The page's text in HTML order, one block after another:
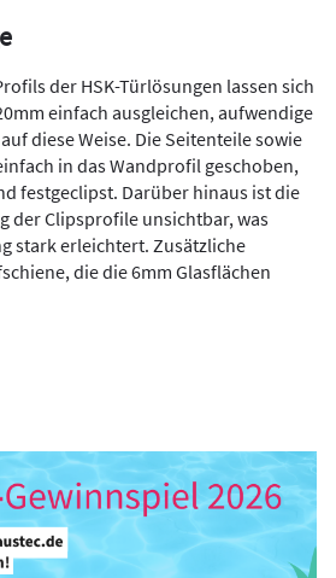
der HSK-Türlösungen lassen sich
einfach ausgleichen, aufwendige
diese Weise. Die Seitenteile sowie
in das Wandprofil geschoben,
festgeclipst. Darüber hinaus ist die
der Clipsprofile unsichtbar, was
stark erleichtert. Zusätzliche
die die 6mm Glasflächen